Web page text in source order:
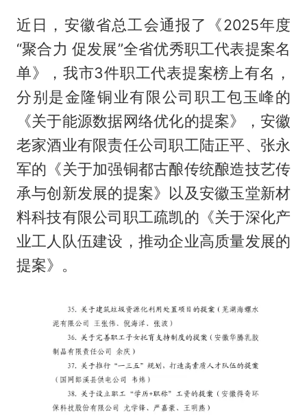
近日，安徽省总工会通报了《2025年度
“聚合力 促发展”全省优秀职工代表提案名
单》，我市3件职工代表提案榜上有名，
分别是金隆铜业有限公司职工包玉峰的
《关于能源数据网络优化的提案》，安徽
老家酒业有限责任公司职工陆正平、张永
军的《关于加强铜都古酿传统酿造技艺传
承与创新发展的提案》以及安徽玉堂新材
料科技有限公司职工疏凯的《关于深化产
业工人队伍建设，推动企业高质量发展的
提案》。